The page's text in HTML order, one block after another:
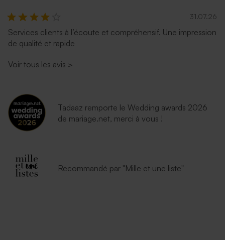
31.07.26
Services clients à l’écoute et compréhensif. Une impression
de qualité et rapide
Voir tous les avis >
Tadaaz remporte le Wedding awards 2026
de mariage.net, merci à vous !
Recommandé par "Mille et une liste"